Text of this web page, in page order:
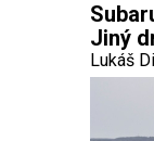
Jiný
Lukáš